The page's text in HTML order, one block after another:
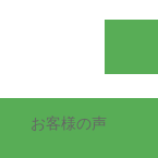
お客様の声